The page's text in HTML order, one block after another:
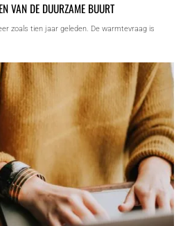
VAN DE DUURZAME BUURT
zoals tien jaar geleden. De warmtevraag is